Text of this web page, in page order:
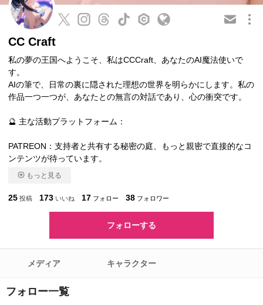
この会員を共有
CC Craft
私の夢の王国へようこそ、私はCCCraft、あなたのAI魔法使いで
す。
AIの筆で、日常の裏に隠された理想の世界を明らかにします。私の
作品一つ一つが、あなたとの無言の対話であり、心の衝突です。
🔮 主な活動プラットフォーム：
PATREON：支持者と共有する秘密の庭、もっと親密で直接的なコ
ンテンツが待っています。
もっと見る
25 投稿 173 いいね 17 フォロー 38 フォロワー
フォローする
メディア キャラクター
フォロー一覧